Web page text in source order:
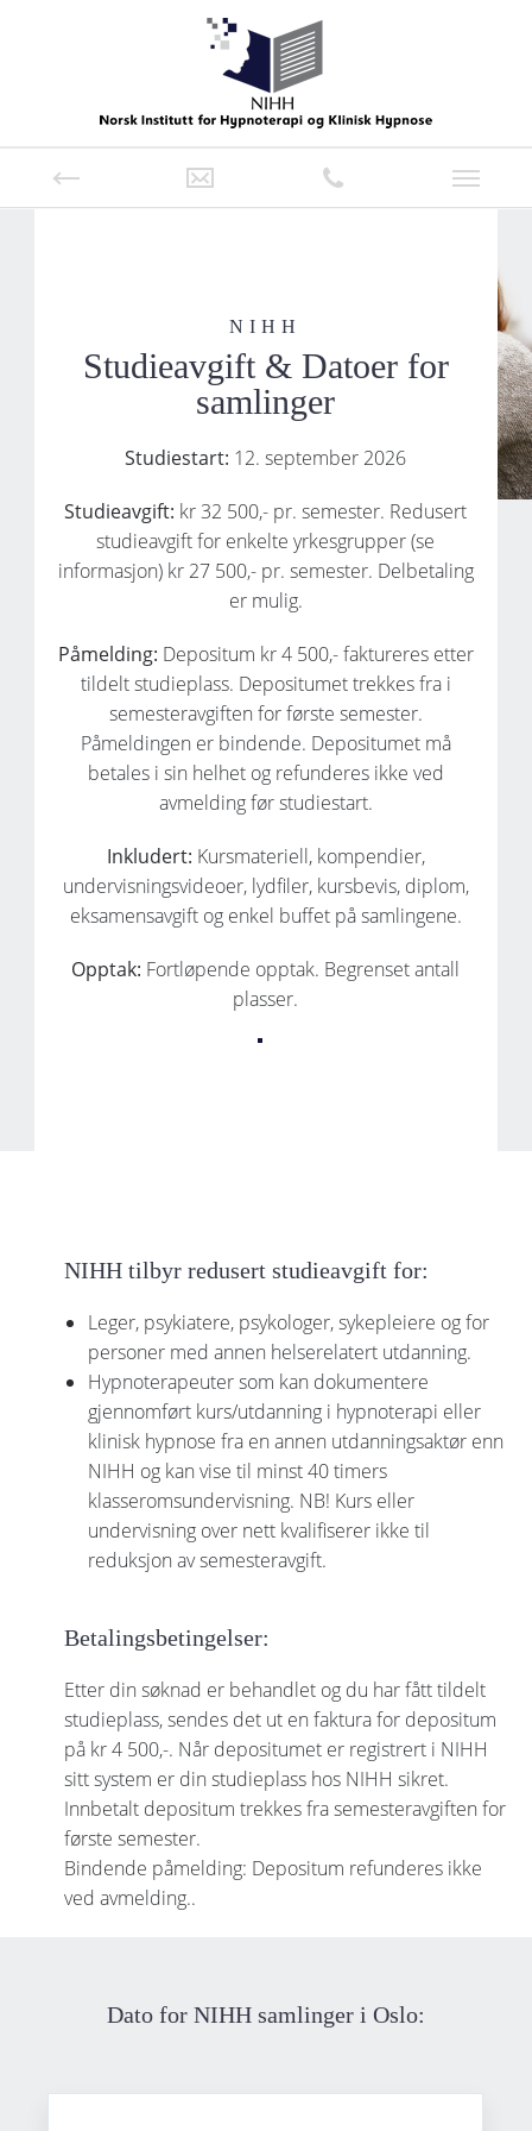
NIHH
Studieavgift & Datoer for
samlinger
Studiestart: 12. september 2026
Studieavgift: kr 32 500,- pr. semester. Redusert
studieavgift for enkelte yrkesgrupper (se
informasjon) kr 27 500,- pr. semester. Delbetaling
er mulig.
Påmelding: Depositum kr 4 500,- faktureres etter
tildelt studieplass. Depositumet trekkes fra i
semesteravgiften for første semester.
Påmeldingen er bindende. Depositumet må
betales i sin helhet og refunderes ikke ved
avmelding før studiestart.
Inkludert: Kursmateriell, kompendier,
undervisningsvideoer, lydfiler, kursbevis, diplom,
eksamensavgift og enkel buffet på samlingene.
Opptak: Fortløpende opptak. Begrenset antall
plasser.
NIHH tilbyr redusert studieavgift for:
Leger, psykiatere, psykologer, sykepleiere og for
personer med annen helserelatert utdanning.
Hypnoterapeuter som kan dokumentere
gjennomført kurs/utdanning i hypnoterapi eller
klinisk hypnose fra en annen utdanningsaktør enn
NIHH og kan vise til minst 40 timers
klasseromsundervisning. NB! Kurs eller
undervisning over nett kvalifiserer ikke til
reduksjon av semesteravgift.
Betalingsbetingelser:
Etter din søknad er behandlet og du har fått tildelt
studieplass, sendes det ut en faktura for depositum
på kr 4 500,-. Når depositumet er registrert i NIHH
sitt system er din studieplass hos NIHH sikret.
Innbetalt depositum trekkes fra semesteravgiften for
første semester.
Bindende påmelding: Depositum refunderes ikke
ved avmelding..
Dato for NIHH samlinger i Oslo: